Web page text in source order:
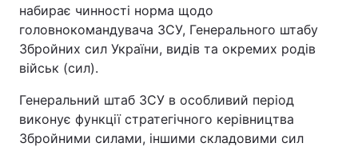
набирає чинності норма щодо
головнокомандувача ЗСУ, Генерального штабу
Збройних сил України, видів та окремих родів
військ (сил).
Генеральний штаб ЗСУ в особливий період
виконує функції стратегічного керівництва
Збройними силами, іншими складовими сил